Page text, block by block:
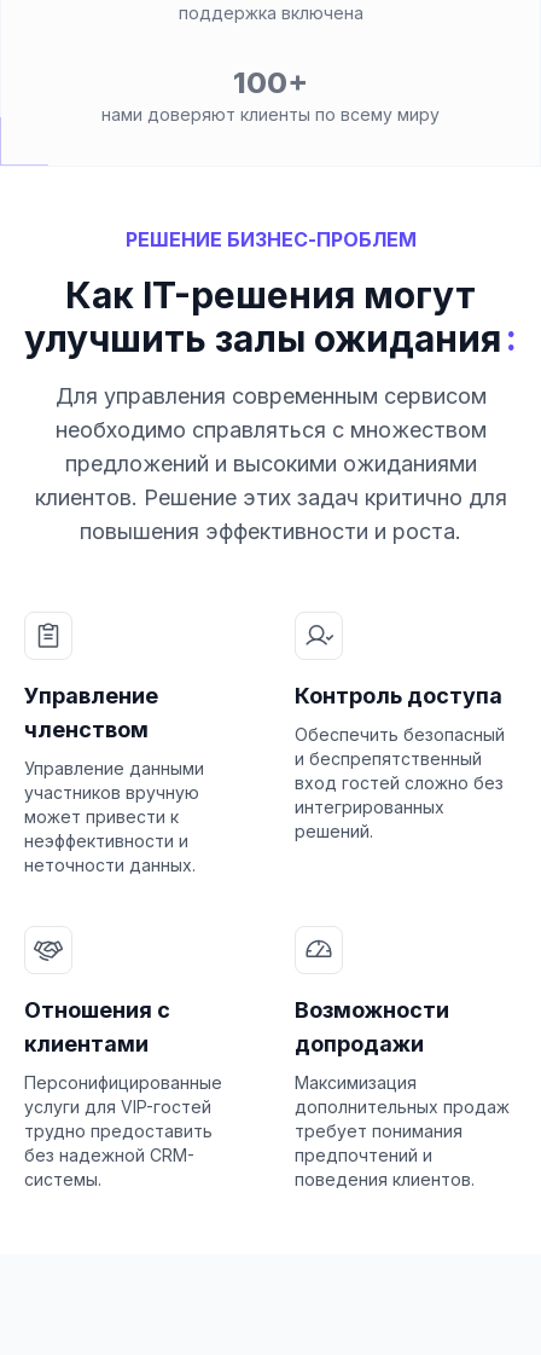
поддержка включена
100+
нами доверяют клиенты по всему миру
РЕШЕНИЕ БИЗНЕС-ПРОБЛЕМ
Как IT-решения могут
улучшить залы ожидания:
Для управления современным сервисом
необходимо справляться с множеством
предложений и высокими ожиданиями
клиентов. Решение этих задач критично для
повышения эффективности и роста.
Управление
членством
Управление данными
участников вручную
может привести к
неэффективности и
неточности данных.
Контроль доступа
Обеспечить безопасный
и беспрепятственный
вход гостей сложно без
интегрированных
решений.
Отношения с
клиентами
Персонифицированные
услуги для VIP-гостей
трудно предоставить
без надежной CRM-
системы.
Возможности
допродажи
Максимизация
дополнительных продаж
требует понимания
предпочтений и
поведения клиентов.